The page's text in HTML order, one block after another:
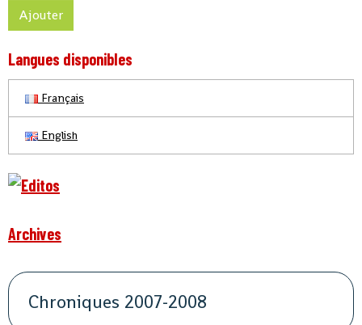
Ajouter
Langues disponibles
Français
English
Archives
Chroniques 2007-2008